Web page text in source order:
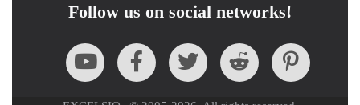
Follow us on social networks!